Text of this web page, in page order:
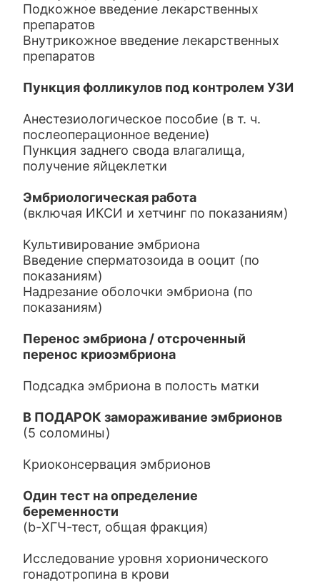
Подкожное введение лекарственных
препаратов
Внутрикожное введение лекарственных
препаратов
Пункция фолликулов под контролем УЗИ
Анестезиологическое пособие (в т. ч.
послеоперационное ведение)
Пункция заднего свода влагалища,
получение яйцеклетки
Эмбриологическая работа
(включая ИКСИ и хетчинг по показаниям)
Культивирование эмбриона
Введение сперматозоида в ооцит (по
показаниям)
Надрезание оболочки эмбриона (по
показаниям)
Перенос эмбриона / отсроченный
перенос криоэмбриона
Подсадка эмбриона в полость матки
В ПОДАРОК замораживание эмбрионов
(5 соломины)
Криоконсервация эмбрионов
Один тест на определение
беременности
(b-ХГЧ-тест, общая фракция)
Исследование уровня хорионического
гонадотропина в крови